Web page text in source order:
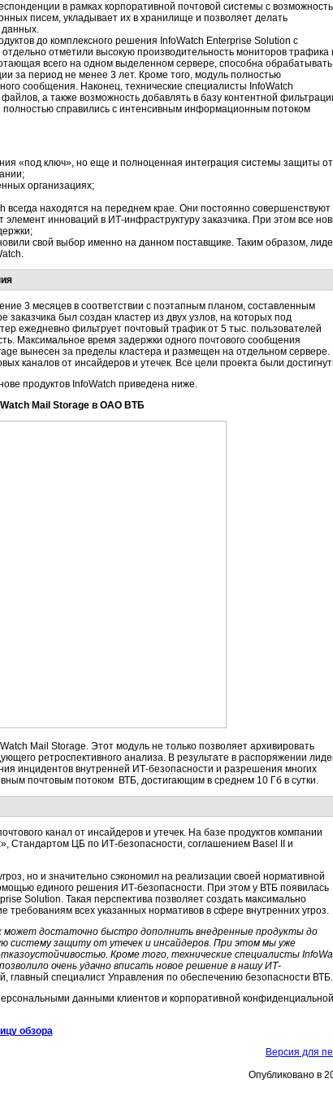
в рамках корпоративной почтовой системы с
писем, укладывает их в хранилище и позволяет делать
данных.
до комплексного решения InfoWatch Enterprise Solution с
отметили высокую производительность мониторов трафика
всего на одном выделенном сервере, способна
за период не менее 3 лет. Кроме того, модуль полностью
сообщения. Наконец, технические специалисты InfoWatch
а также возможность добавлять в базу контентной
справились с интенсивным информационным потоком
«под ключ», но еще и полноценная интеграция системы защиты от
организациях;
находятся на переднем крае. Они постоянно совершенствуют
инноваций в ИТ-инфраструктуру заказчика. При этом все
свой выбор именно на данном поставщике. Таким образом,
3 месяцев в соответствии с поэтапным планом, составленным
был создан кластер из двух узлов, на которых под
ежедневно фильтрует почтовый трафик от 5 тыс. пользователей
Максимальное время задержки одного почтового сообщения
вынесен за пределы кластера и размещен на отдельном сервере.
каналов от инсайдеров и утечек. Все цели проекта были
продуктов InfoWatch приведена ниже.
Mail Storage в ОАО ВТБ
Mail Storage. Этот модуль не только позволяет архивировать
ретроспективного анализа. В результате в распоряжении
инцидентов внутренней ИТ-безопасности и разрешения многих
почтовым потоком ВТБ, достигающим в среднем 10 Гб в сутки.
канал от инсайдеров и утечек. На базе продуктов компании
Стандартом ЦБ по ИТ-безопасности, соглашением Basel II и
но и значительно сэкономил на реализации своей нормативной
единого решения ИТ-безопасности. При этом у ВТБ появилась
Solution. Такая перспектива позволяет создать максимально
требованиям всех указанных нормативов в сфере внутренних угроз.
может достаточно быстро дополнить внедренные продукты до
систему защиту от утечек и инсайдеров. При этом мы уже
Кроме того, технические специалисты
очень удачно вписать новое решение в нашу ИТ-
главный специалист Управления по обеспечению безопасности ВТБ.
данными клиентов и корпоративной конфиденциальной
обзора
Версия для
Опубликовано в